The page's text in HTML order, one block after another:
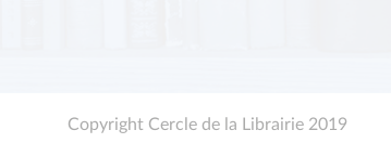
Copyright Cercle de la Librairie 2019